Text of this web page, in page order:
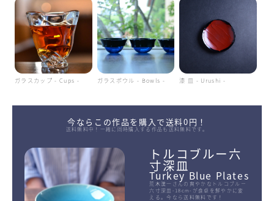
ガラスカップ - Cups - ガラスボウル - Bowls - 漆 皿 - Urushi -
今ならこの作品を購入で送料0円！
送料無料中！一緒に同時購入する作品も送料無料です。
トルコブルー六
寸深皿
Turkey Blue Plates
荒木漢一さんの爽やかなトルコブルー
六寸深皿-18cm-が食卓を鮮やかに変
える。今なら送料無料です！